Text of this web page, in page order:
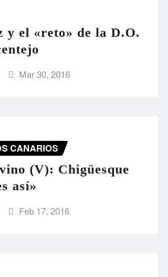
y el «reto» de la D.O.
Mar 30, 2016
CANARIOS
(V): Chigüesque
así»
Feb 17, 2016